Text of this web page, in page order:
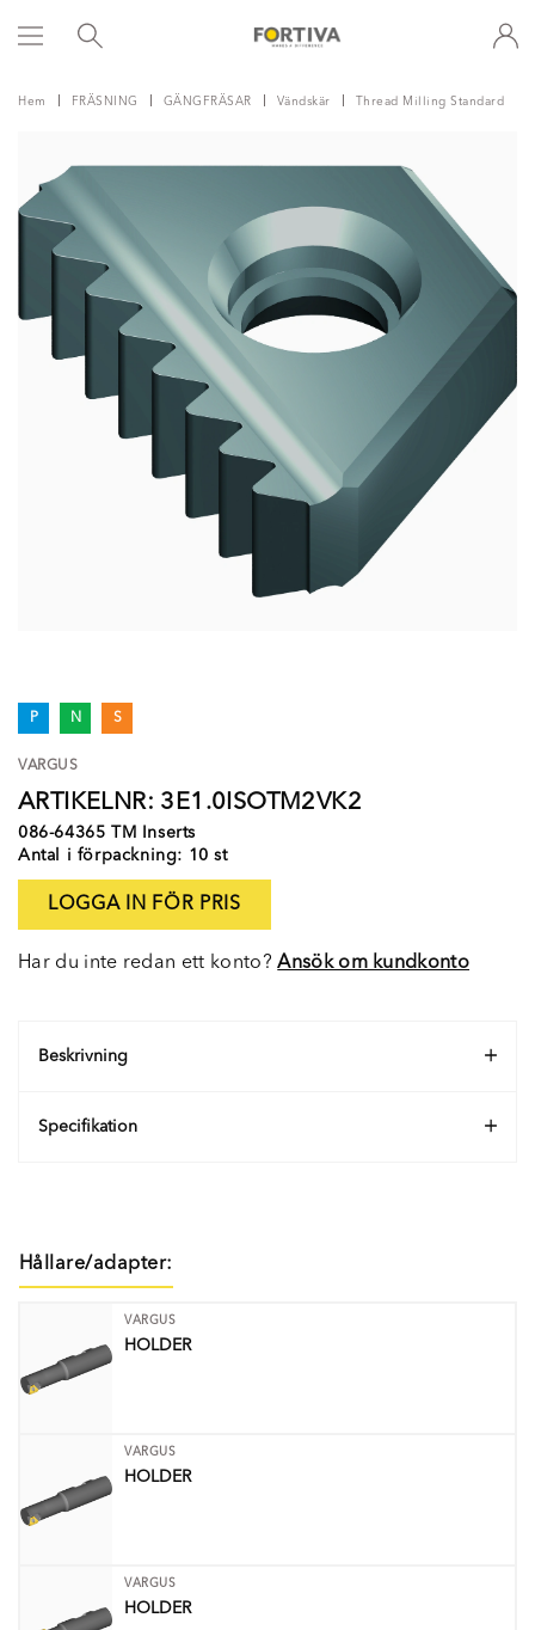
Hem FRÄSNING GÄNGFRÄSAR Vändskär Thread Milling Standard
P N S
VARGUS
ARTIKELNR: 3E1.0ISOTM2VK2
086-64365 TM Inserts
Antal i förpackning: 10 st
LOGGA IN FÖR PRIS
Har du inte redan ett konto?Ansök om kundkonto
Beskrivning
Specifikation
Hållare/adapter:
VARGUS
HOLDER
VARGUS
HOLDER
VARGUS
HOLDER